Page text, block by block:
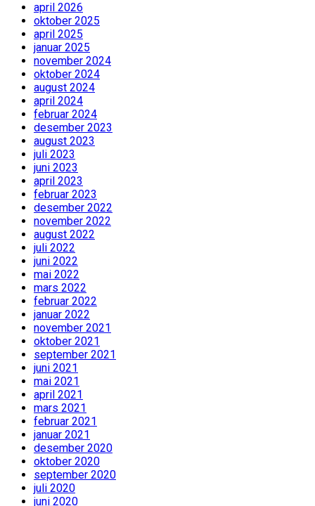
april 2026
oktober 2025
april 2025
januar 2025
november 2024
oktober 2024
august 2024
april 2024
februar 2024
desember 2023
august 2023
juli 2023
juni 2023
april 2023
februar 2023
desember 2022
november 2022
august 2022
juli 2022
juni 2022
mai 2022
mars 2022
februar 2022
januar 2022
november 2021
oktober 2021
september 2021
juni 2021
mai 2021
april 2021
mars 2021
februar 2021
januar 2021
desember 2020
oktober 2020
september 2020
juli 2020
juni 2020